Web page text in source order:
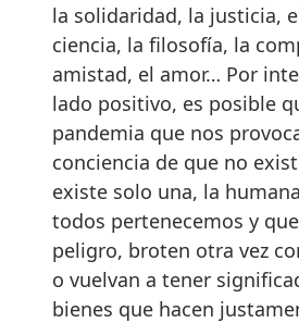
la solidaridad, la justicia,
ciencia, la filosofía, la
amistad, el amor… Por
lado positivo, es posible
pandemia que nos
conciencia de que no
existe solo una, la
todos pertenecemos y
peligro, broten otra vez
o vuelvan a tener
bienes que hacen